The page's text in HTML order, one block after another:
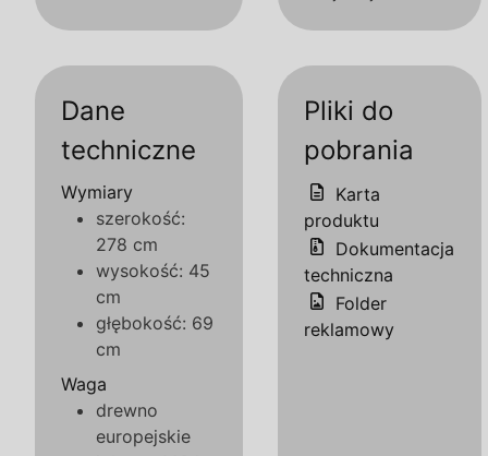
Dane
techniczne
Wymiary
szerokość:
278 cm
wysokość: 45
cm
głębokość: 69
cm
Waga
drewno
europejskie
Pliki do
pobrania
Karta
produktu
Dokumentacja
techniczna
Folder
reklamowy